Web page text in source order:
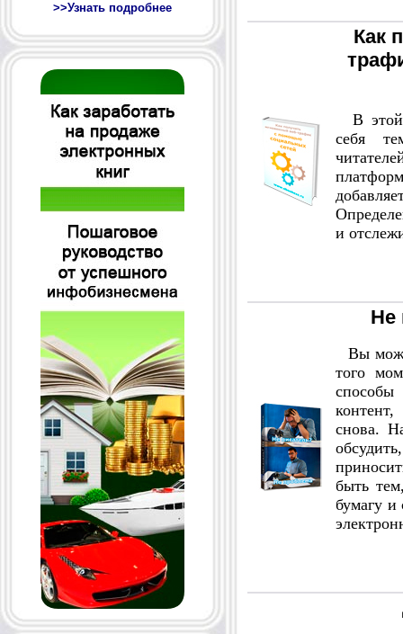
>>Узнать подробнее
Как
В этой
себя
и
Не
Вы
того
способы
снова.
быть
бумагу и